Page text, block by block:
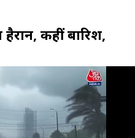
हैरान, कहीं बारिश,